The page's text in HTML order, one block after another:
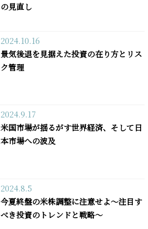
の見直し
2024.10.16
景気後退を見据えた投資の在り方とリス
ク管理
2024.9.17
米国市場が揺るがす世界経済、そして日
本市場への波及
2024.8.5
今夏終盤の米株調整に注意せよ～注目す
べき投資のトレンドと戦略～